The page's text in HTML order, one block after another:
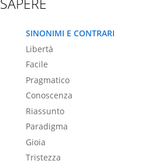
SINONIMI E CONTRARI
Libertà
Facile
Pragmatico
Conoscenza
Riassunto
Paradigma
Gioia
Tristezza